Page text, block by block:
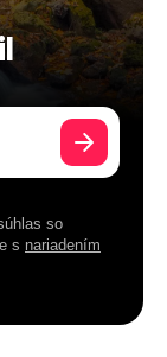
so
s nariadením